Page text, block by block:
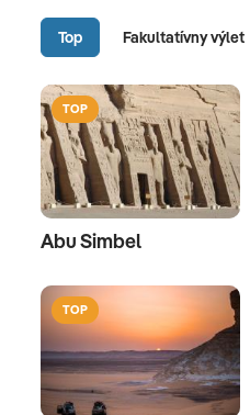
Top Fakultatívny výlet
TOP
Abu Simbel
TOP